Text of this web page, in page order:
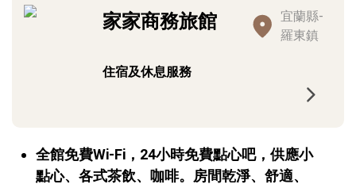
家家商務旅館
宜蘭縣-
羅東鎮
住宿及休息服務
全館免費Wi-Fi，24小時免費點心吧，供應小
點心、各式茶飲、咖啡。房間乾淨、舒適、